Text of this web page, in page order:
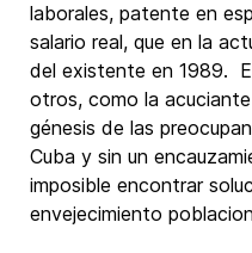
laborales, patente en
salario real, que en la
del existente en 1989.
otros, como la
génesis de las
Cuba y sin un
imposible encontrar
envejecimiento